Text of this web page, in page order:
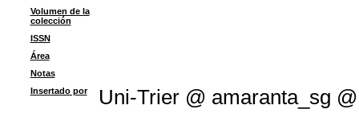
Volumen de la
colección
ISSN
Área
Notas
Insertado por
Uni-Trier @ amaranta_sg